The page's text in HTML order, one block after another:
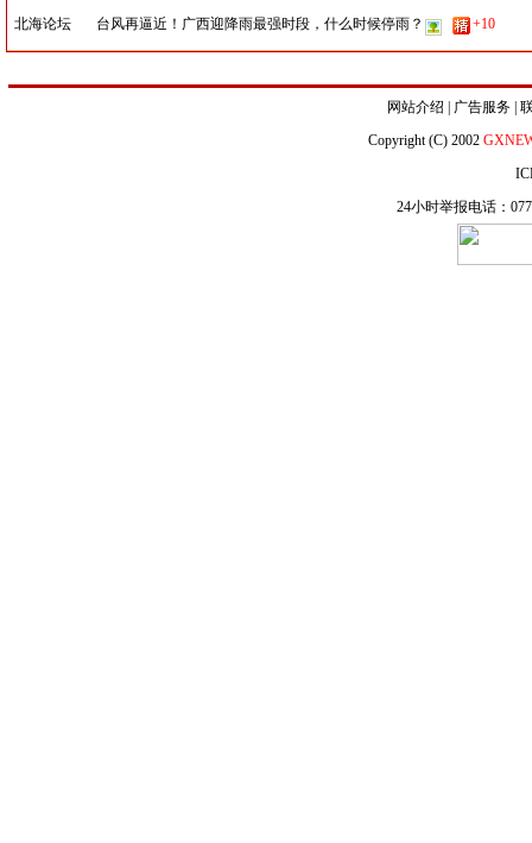
北海论坛 台风再逼近！广西迎降雨最强时段，什么时候停雨？ +10
网站介绍 广告服务
Copyright (C) 2002
24小时举报电话：